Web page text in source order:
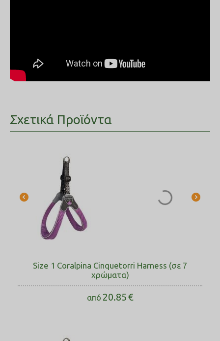
Σχετικά Προϊόντα
Size 1 Coralpina Cinquetorri Harness (σε 7
χρώματα)
από 20.85€